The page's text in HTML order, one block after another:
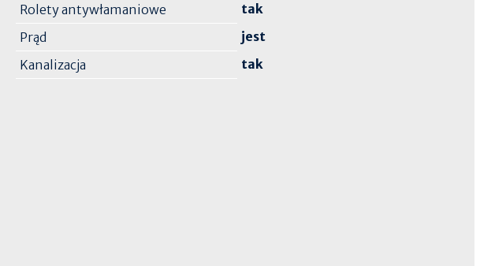
Rolety antywłamaniowe
tak
Prąd
jest
Kanalizacja
tak